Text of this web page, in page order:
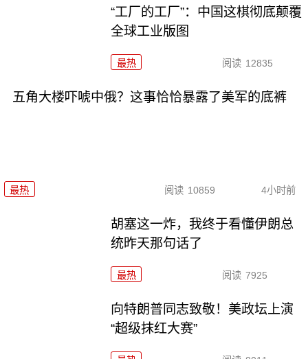
“工厂的工厂”：中国这棋彻底颠覆
全球工业版图
最热 阅读 12835
五角大楼吓唬中俄？这事恰恰暴露了美军的底裤
最热 阅读 10859 4小时前
胡塞这一炸，我终于看懂伊朗总
统昨天那句话了
最热 阅读 7925
向特朗普同志致敬！美政坛上演
“超级抹红大赛”